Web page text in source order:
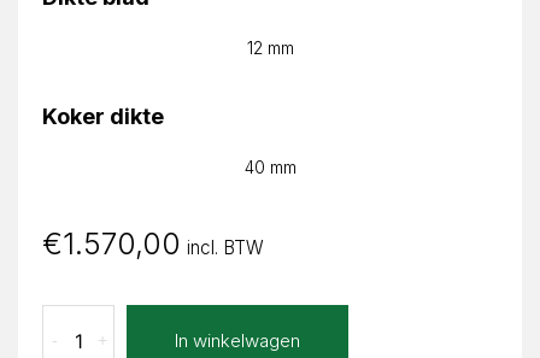
12 mm
Koker dikte
40 mm
€1.570,00 incl. BTW
Bianco
+
- In winkelwagen